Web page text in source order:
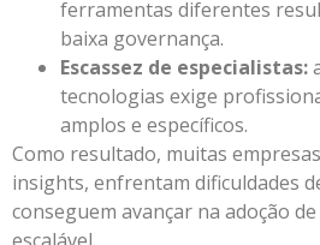
ferramentas diferentes
baixa governança.
Escassez de especialistas:
tecnologias exige
amplos e específicos.
Como resultado, muitas
insights, enfrentam dificuldades
conseguem avançar na adoção